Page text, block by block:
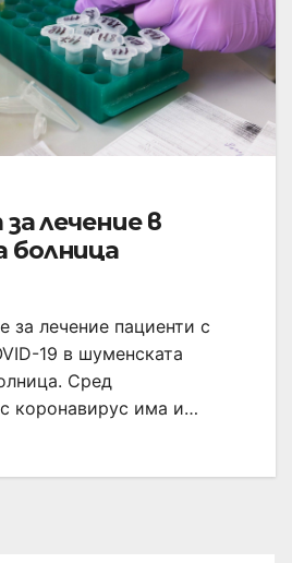
лечение в
болница
за лечение пациенти с
19 в шуменската
Сред
коронавирус има и…